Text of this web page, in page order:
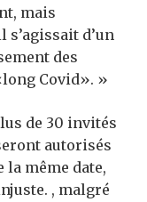
mais
d’un
des
Covid». »
de 30 invités
autorisés
même date,
, malgré